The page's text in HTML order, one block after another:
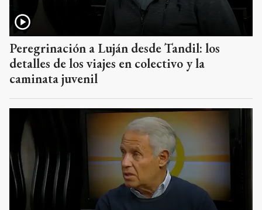
Peregrinación a Luján desde Tandil: los
detalles de los viajes en colectivo y la
caminata juvenil